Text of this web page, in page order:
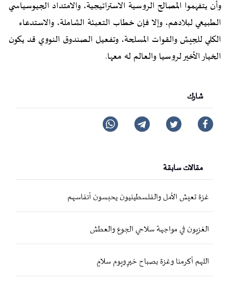
وأن يتفهموا المصالح الروسية الاستراتيجية، والامتداد الجيوسياسي
الطبيعي لبلادهم، وإلا فإن خطاب التعبئة الشاملة، والاستدعاء
الكلي للجيش والقوات المسلحة، وتفعيل الصندوق النووي قد يكون
الخيار الأخير لروسيا والعالم له معها.
شارك
مقالات سابقة
غزة تعيش الأمل والفلسطينيون يحبسون أنفاسهم
الغزيون في مواجهة سلاحي الجوع والعطش
اللهم أكرمنا وغزة بصباح خيرٍ ويوم سلامٍ